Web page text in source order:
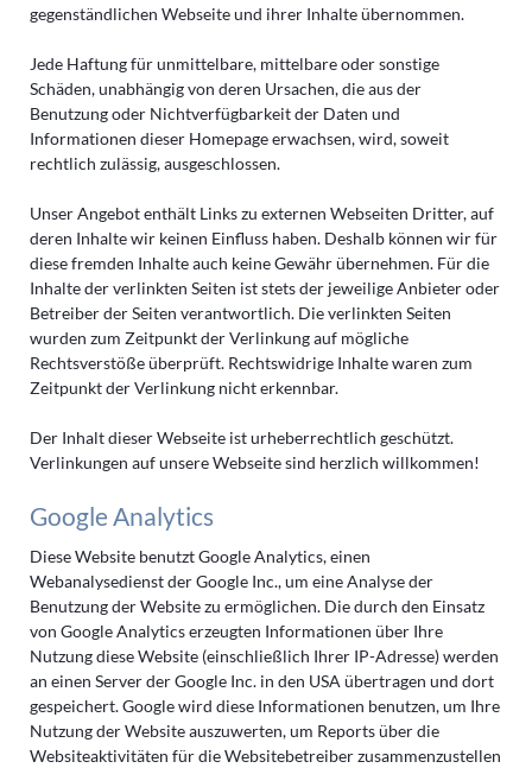
gegenständlichen Webseite und ihrer Inhalte übernommen.
Jede Haftung für unmittelbare, mittelbare oder sonstige
Schäden, unabhängig von deren Ursachen, die aus der
Benutzung oder Nichtverfügbarkeit der Daten und
Informationen dieser Homepage erwachsen, wird, soweit
rechtlich zulässig, ausgeschlossen.
Unser Angebot enthält Links zu externen Webseiten Dritter, auf
deren Inhalte wir keinen Einfluss haben. Deshalb können wir für
diese fremden Inhalte auch keine Gewähr übernehmen. Für die
Inhalte der verlinkten Seiten ist stets der jeweilige Anbieter oder
Betreiber der Seiten verantwortlich. Die verlinkten Seiten
wurden zum Zeitpunkt der Verlinkung auf mögliche
Rechtsverstöße überprüft. Rechtswidrige Inhalte waren zum
Zeitpunkt der Verlinkung nicht erkennbar.
Der Inhalt dieser Webseite ist urheberrechtlich geschützt.
Verlinkungen auf unsere Webseite sind herzlich willkommen!
Google Analytics
Diese Website benutzt Google Analytics, einen
Webanalysedienst der Google Inc., um eine Analyse der
Benutzung der Website zu ermöglichen. Die durch den Einsatz
von Google Analytics erzeugten Informationen über Ihre
Nutzung diese Website (einschließlich Ihrer IP-Adresse) werden
an einen Server der Google Inc. in den USA übertragen und dort
gespeichert. Google wird diese Informationen benutzen, um Ihre
Nutzung der Website auszuwerten, um Reports über die
Websiteaktivitäten für die Websitebetreiber zusammenzustellen